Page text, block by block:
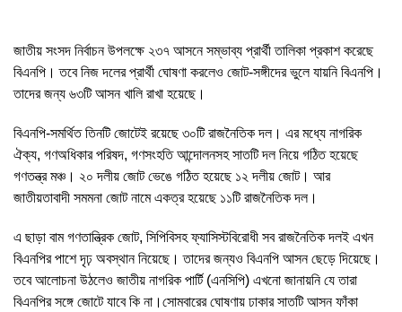
জাতীয় সংসদ নির্বাচন উপলক্ষে ২৩৭ আসনে সম্ভাব্য প্রার্থী তালিকা প্রকাশ করেছে
বিএনপি। তবে নিজ দলের প্রার্থী ঘোষণা করলেও জোট-সঙ্গীদের ভুলে যায়নি বিএনপি।
তাদের জন্য ৬৩টি আসন খালি রাখা হয়েছে।
বিএনপি-সমর্থিত তিনটি জোটেই রয়েছে ৩০টি রাজনৈতিক দল। এর মধ্যে নাগরিক
ঐক্য, গণঅধিকার পরিষদ, গণসংহতি আন্দোলনসহ সাতটি দল নিয়ে গঠিত হয়েছে
গণতন্ত্র মঞ্চ। ২০ দলীয় জোট ভেঙে গঠিত হয়েছে ১২ দলীয় জোট। আর
জাতীয়তাবাদী সমমনা জোট নামে একত্র হয়েছে ১১টি রাজনৈতিক দল।
এ ছাড়া বাম গণতান্ত্রিক জোট, সিপিবিসহ ফ্যাসিস্টবিরোধী সব রাজনৈতিক দলই এখন
বিএনপির পাশে দৃঢ় অবস্থান নিয়েছে। তাদের জন্যও বিএনপি আসন ছেড়ে দিয়েছে।
তবে আলোচনা উঠলেও জাতীয় নাগরিক পার্টি (এনসিপি) এখনো জানায়নি যে তারা
বিএনপির সঙ্গে জোটে যাবে কি না।সোমবারের ঘোষণায় ঢাকার সাতটি আসন ফাঁকা